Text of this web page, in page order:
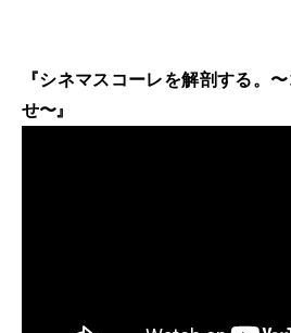
『シネマスコーレを解剖する。
せ〜』